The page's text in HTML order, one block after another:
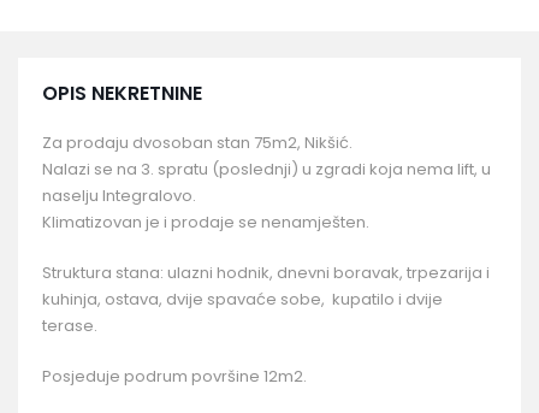
OPIS NEKRETNINE
Za prodaju dvosoban stan 75m2, Nikšić.
Nalazi se na 3. spratu (poslednji) u zgradi koja nema lift, u
naselju Integralovo.
Klimatizovan je i prodaje se nenamješten.
Struktura stana: ulazni hodnik, dnevni boravak, trpezarija i
kuhinja, ostava, dvije spavaće sobe, kupatilo i dvije
terase.
Posjeduje podrum površine 12m2.